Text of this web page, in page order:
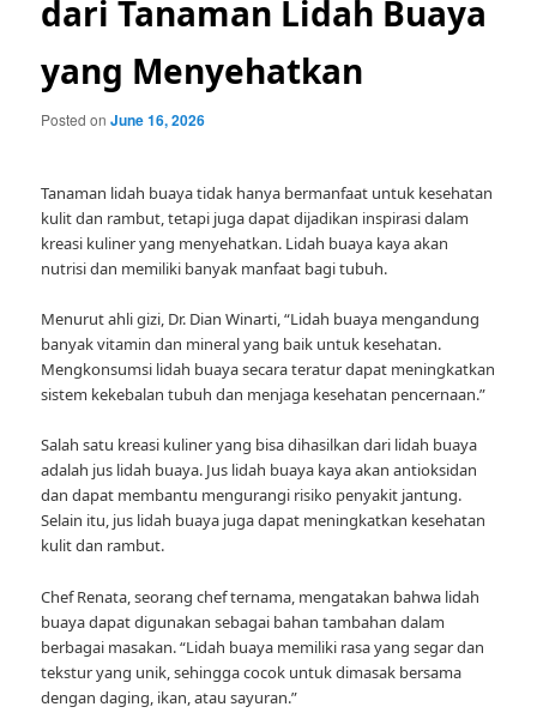
dari Tanaman Lidah Buaya
yang Menyehatkan
Posted onJune 16, 2026
Tanaman lidah buaya tidak hanya bermanfaat untuk kesehatan
kulit dan rambut, tetapi juga dapat dijadikan inspirasi dalam
kreasi kuliner yang menyehatkan. Lidah buaya kaya akan
nutrisi dan memiliki banyak manfaat bagi tubuh.
Menurut ahli gizi, Dr. Dian Winarti, “Lidah buaya mengandung
banyak vitamin dan mineral yang baik untuk kesehatan.
Mengkonsumsi lidah buaya secara teratur dapat meningkatkan
sistem kekebalan tubuh dan menjaga kesehatan pencernaan.”
Salah satu kreasi kuliner yang bisa dihasilkan dari lidah buaya
adalah jus lidah buaya. Jus lidah buaya kaya akan antioksidan
dan dapat membantu mengurangi risiko penyakit jantung.
Selain itu, jus lidah buaya juga dapat meningkatkan kesehatan
kulit dan rambut.
Chef Renata, seorang chef ternama, mengatakan bahwa lidah
buaya dapat digunakan sebagai bahan tambahan dalam
berbagai masakan. “Lidah buaya memiliki rasa yang segar dan
tekstur yang unik, sehingga cocok untuk dimasak bersama
dengan daging, ikan, atau sayuran.”